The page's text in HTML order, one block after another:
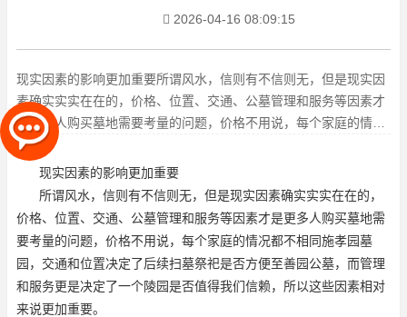
2026-04-16 08:09:15
现实因素的影响更加重要所谓风水，信则有不信则无，但是现实因
素确实实实在在的，价格、位置、交通、公墓管理和服务等因素才
是更多人购买墓地需要考量的问题，价格不用说，每个家庭的情况
都不相同，交通和位置决定了
现实因素的影响更加重要
所谓风水，信则有不信则无，但是现实因素确实实实在在的，
价格、位置、交通、公墓管理和服务等因素才是更多人购买墓地需
要考量的问题，价格不用说，每个家庭的情况都不相同施孝园墓
园 ，交通和位置决定了后续扫墓祭祀是否方便至善园公墓，而管理
和服务更是决定了一个陵园是否值得我们信赖，所以这些因素相对
来说更加重要。